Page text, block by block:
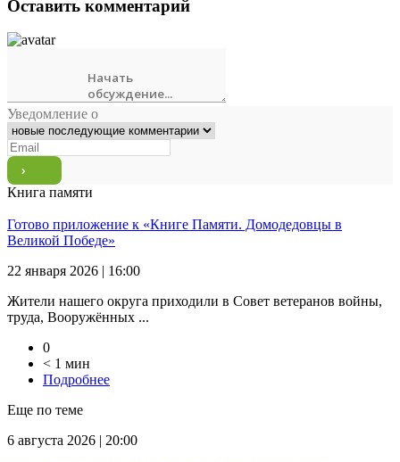
Оставить комментарий
Уведомление о
Книга памяти
Готово приложение к «Книге Памяти. Домодедовцы в
Великой Победе»
22 января 2026 | 16:00
Жители нашего округа приходили в Совет ветеранов войны,
труда, Вооружённых ...
0
< 1 мин
Подробнее
Еще по теме
6 августа 2026 | 20:00